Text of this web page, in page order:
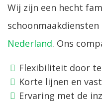
Wij zijn een hecht
Nederland. Ons
Flexibiliteit door
Korte lijnen en
Ervaring met de